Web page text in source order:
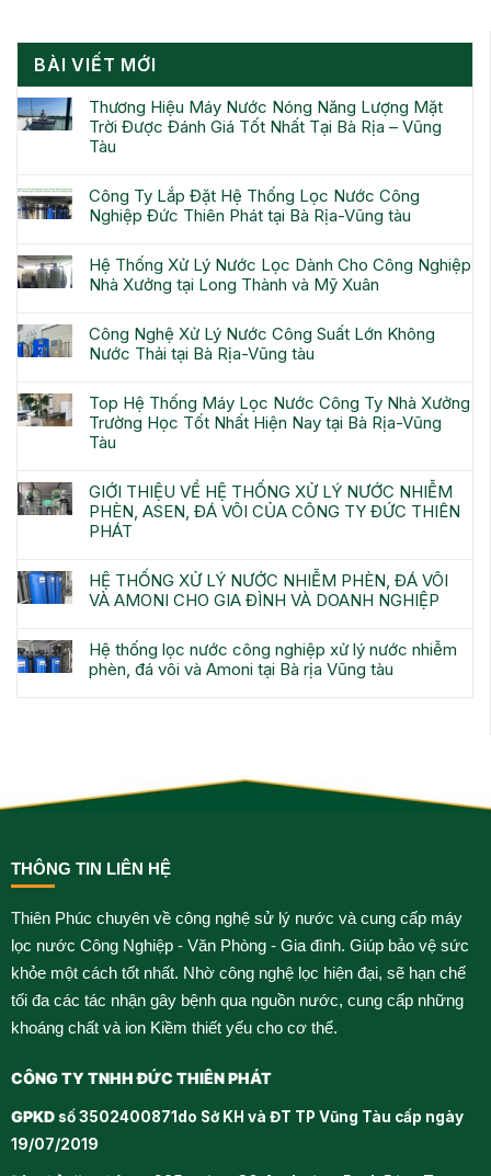
BÀI VIẾT MỚI
Thương Hiệu Máy Nước Nóng Năng Lượng Mặt
Trời Được Đánh Giá Tốt Nhất Tại Bà Rịa – Vũng
Tàu
Công Ty Lắp Đặt Hệ Thống Lọc Nước Công
Nghiệp Đức Thiên Phát tại Bà Rịa-Vũng tàu
Hệ Thống Xử Lý Nước Lọc Dành Cho Công Nghiệp
Nhà Xưởng tại Long Thành và Mỹ Xuân
Công Nghệ Xử Lý Nước Công Suất Lớn Không
Nước Thải tại Bà Rịa-Vũng tàu
Top Hệ Thống Máy Lọc Nước Công Ty Nhà Xưởng
Trường Học Tốt Nhất Hiện Nay tại Bà Rịa-Vũng
Tàu
GIỚI THIỆU VỀ HỆ THỐNG XỬ LÝ NƯỚC NHIỄM
PHÈN, ASEN, ĐÁ VÔI CỦA CÔNG TY ĐỨC THIÊN
PHÁT
HỆ THỐNG XỬ LÝ NƯỚC NHIỄM PHÈN, ĐÁ VÔI
VÀ AMONI CHO GIA ĐÌNH VÀ DOANH NGHIỆP
Hệ thống lọc nước công nghiệp xử lý nước nhiễm
phèn, đá vôi và Amoni tại Bà rịa Vũng tàu
THÔNG TIN LIÊN HỆ
Thiên Phúc chuyên về công nghệ sử lý nước và cung cấp máy
lọc nước Công Nghiệp - Văn Phòng - Gia đình. Giúp bảo vệ sức
khỏe một cách tốt nhất. Nhờ công nghệ lọc hiện đại, sẽ hạn chế
tối đa các tác nhận gây bệnh qua nguồn nước, cung cấp những
khoáng chất và ion Kiềm thiết yếu cho cơ thể.
CÔNG TY TNHH ĐỨC THIÊN PHÁT
GPKDsố 3502400871do Sở KH và ĐT TP Vũng Tàu cấp ngày
19/07/2019